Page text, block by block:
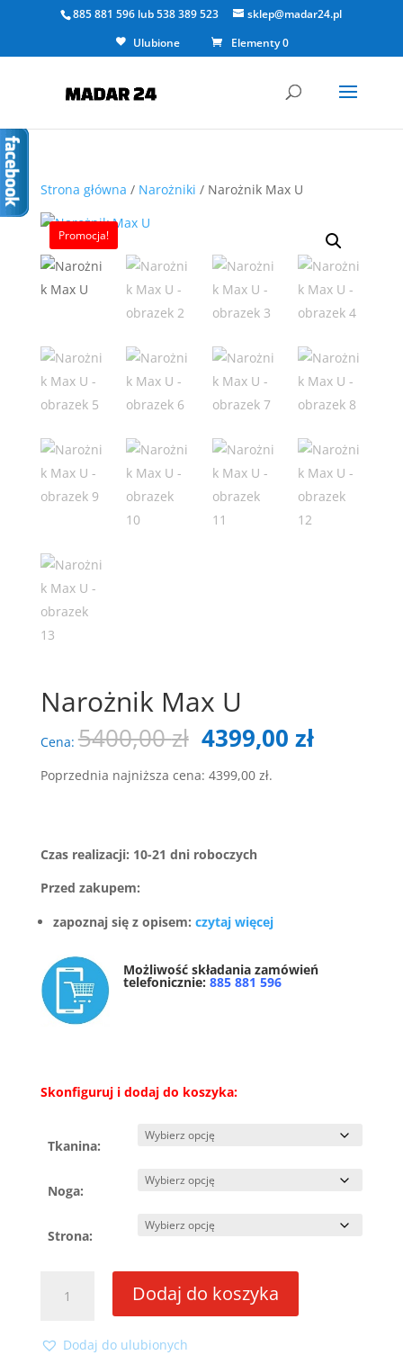
885 881 596 lub538 389 523
sklep@madar24.pl
Ulubione
Elementy 0
Strona główna / Narożniki / Narożnik Max U
Promocja!
Narożnik Max U
Cena: 5400,00zł Pierwotna
cena
wynosiła:
4399,00 zł
Poprzednia najniższa cena: 4399,00 zł.
Czas realizacji: 10-21 dni roboczych
Przed zakupem:
zapoznaj się z opisem: czytaj więcej
Możliwość składania zamówień
telefonicznie: 885 881 596
Skonfiguruj i dodaj do koszyka:
Tkanina:
Noga:
Strona:
Narożnik
U
Dodaj do koszyka
Dodaj do ulubionych